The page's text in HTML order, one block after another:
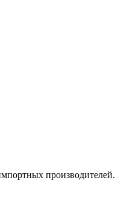
производителей.